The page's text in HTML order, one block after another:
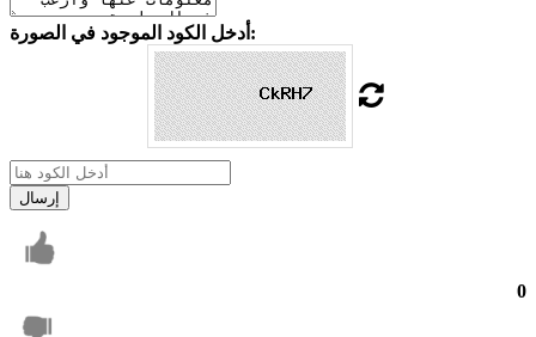
أدخل الكود الموجود في الصورة:
إرسال
0